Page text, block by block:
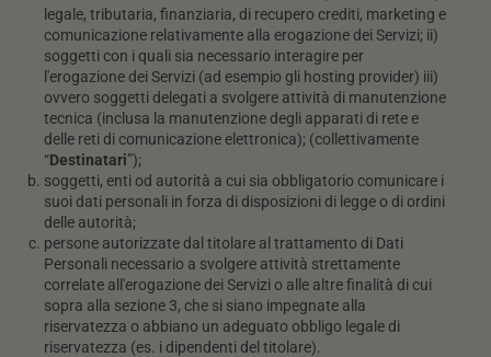
legale, tributaria, finanziaria, di recupero crediti, marketing e
comunicazione relativamente alla erogazione dei Servizi; ii)
soggetti con i quali sia necessario interagire per
l'erogazione dei Servizi (ad esempio gli hosting provider) iii)
ovvero soggetti delegati a svolgere attività di manutenzione
tecnica (inclusa la manutenzione degli apparati di rete e
delle reti di comunicazione elettronica); (collettivamente
“Destinatari”);
soggetti, enti od autorità a cui sia obbligatorio comunicare i
suoi dati personali in forza di disposizioni di legge o di ordini
delle autorità;
persone autorizzate dal titolare al trattamento di Dati
Personali necessario a svolgere attività strettamente
correlate all'erogazione dei Servizi o alle altre finalità di cui
sopra alla sezione 3, che si siano impegnate alla
riservatezza o abbiano un adeguato obbligo legale di
riservatezza (es. i dipendenti del titolare).